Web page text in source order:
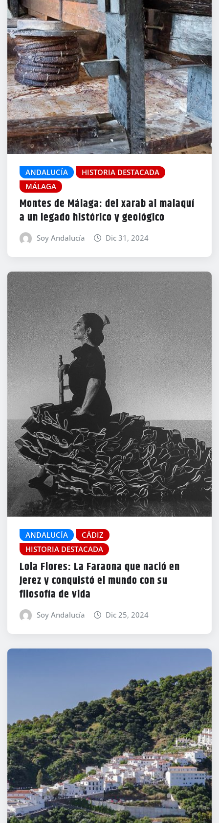
ANDALUCÍA
HISTORIA DESTACADA
MÁLAGA
Montes de Málaga: del xarab al malaquí
a un legado histórico y geológico
Soy Andalucía Dic 31, 2024
ANDALUCÍA
CÁDIZ
HISTORIA DESTACADA
Lola Flores: La Faraona que nació en
Jerez y conquistó el mundo con su
filosofía de vida
Soy Andalucía Dic 25, 2024